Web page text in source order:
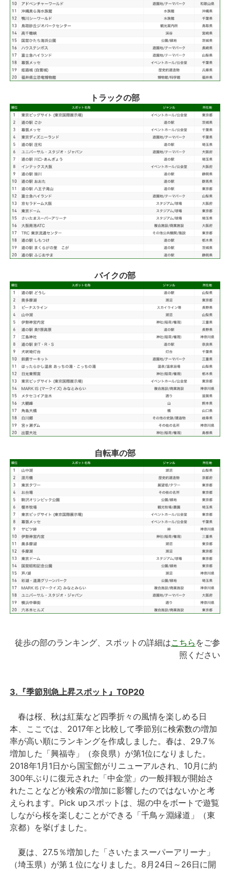
トラックの部
バイクの部
自転車の部
徒歩の部のランキング、スポットの詳細はこちら をご参
照ください
3.『季節別急上昇スポット』TOP20
春は桜、秋は紅葉など四季折々の風情を楽しめる日
本、ここでは、2017年と比較して季節別に検索数の増加
率が高い順にランキングを作成しました。春は、29.7％
増加した「興福寺」（奈良県）が第1位になりました。
2018年1月1日から国宝館がリニューアルされ、10月に約
300年ぶりに復元された「中金堂」の一般拝観が開始さ
れたことなどが検索の増加に影響したのではないかと考
えられます。Pick upスポットは、堀の中をボートで遊覧
しながら桜を楽しむことができる「千鳥ヶ淵縁道」（東
京都）を挙げました。
夏は、27.5％増加した「さいたまスーパーアリーナ」
（埼玉県）が第１位になりました。8月24日～26日に開